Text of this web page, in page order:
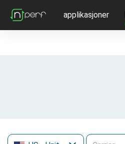
applikasjoner